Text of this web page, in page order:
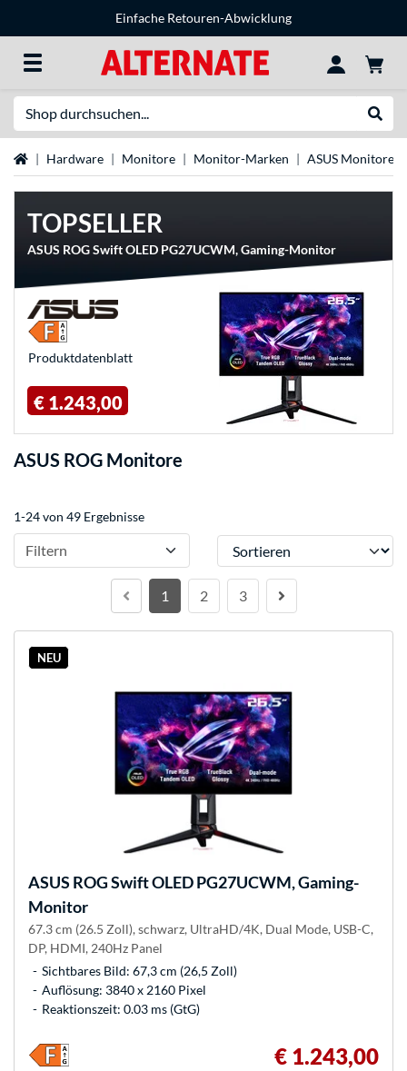
Einfache Retouren-Abwicklung
StartseiteHardware Monitore Monitor-Marken ASUS Monitore
TOPSELLER
ASUS ROG Swift OLED PG27UCWM, Gaming-Monitor
Produkt­datenblatt
€ 1.243,00
ASUS ROG Monitore
1-24 von 49 Ergebnisse
Filtern Sortieren
1 2 3
NEU
ASUS ROG Swift OLED PG27UCWM, Gaming-
Monitor
67.3 cm (26.5 Zoll), schwarz, UltraHD/4K, Dual Mode, USB-C,
DP, HDMI, 240Hz Panel
Sichtbares Bild: 67,3 cm (26,5 Zoll)
Auflösung: 3840 x 2160 Pixel
Reaktionszeit: 0.03 ms (GtG)
€ 1.243,00